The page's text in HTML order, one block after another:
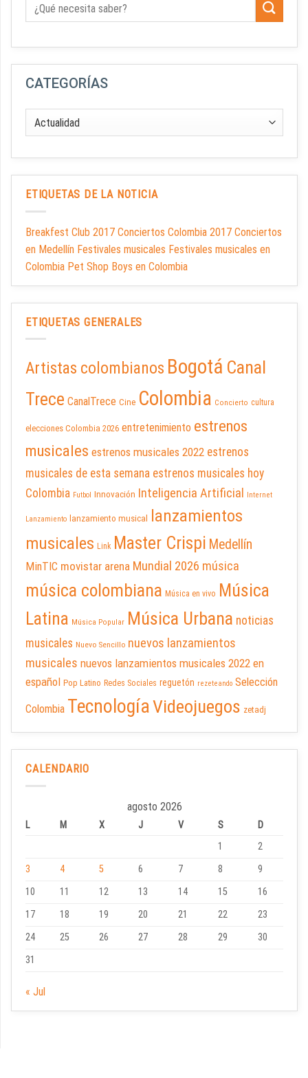
CATEGORÍAS
ETIQUETAS DE LA NOTICIA
Breakfest Club 2017 Conciertos Colombia 2017 Conciertos
en Medellín Festivales musicales Festivales musicales en
Colombia Pet Shop Boys en Colombia
ETIQUETAS GENERALES
Artistas colombianos Bogotá Canal
Trece CanalTrece Cine Colombia Concierto cultura
elecciones Colombia 2026 entretenimiento estrenos
musicales estrenos musicales 2022 estrenos
musicales de esta semana estrenos musicales hoy
Colombia Futbol Innovación Inteligencia Artificial Internet
Lanzamiento lanzamiento musical
lanzamientos
musicales Link Master Crispi Medellín
MinTIC movistar arena Mundial 2026 música
música colombiana Música en vivo Música
Latina Música Popular Música Urbana noticias
musicales Nuevo Sencillo nuevos lanzamientos
musicales nuevos lanzamientos musicales 2022 en
español Pop Latino Redes Sociales reguetón rezeteando Selección
Colombia TecnologíaVideojuegos zetadj
CALENDARIO
agosto 2026
L M X J V S
D
1
2
3
4 5 6 7 8
9
10
11 12 13 14 15
16
17
18 19 20 21 22
23
24
25 26 27 28 29
30
31
« Jul